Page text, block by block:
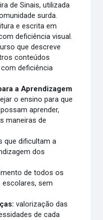
de Sinais, utilizada
surda.
e escrita em
deficiência visual.
que descreve
conteúdos
deficiência
a Aprendizagem
o ensino para que
aprender,
maneiras de
que dificultam a
dos
de todos os
escolares, sem
valorização das
de cada